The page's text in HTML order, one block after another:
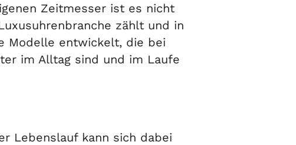
Zeitmesser ist es nicht
zählt und in
Modelle entwickelt, die bei
im Alltag sind und im Laufe
Lebenslauf kann sich dabei